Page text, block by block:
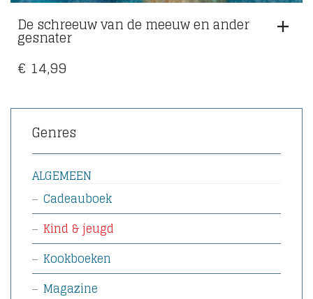
De schreeuw van de meeuw en ander
gesnater
€ 14,99
Genres
ALGEMEEN
Cadeauboek
Kind & jeugd
Kookboeken
Magazine